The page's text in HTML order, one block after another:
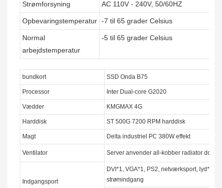
Strømforsyning AC 110V - 240V, 50/60HZ
Opbevaringstemperatur -7 til 65 grader Celsius
Normal
arbejdstemperatur
-5 til 65 grader Celsius
bundkort SSD Onda B75
Processor Inter Dual-core G2020
Vædder KMGMAX 4G
Harddisk ST 500G 7200 RPM harddisk
Magt Delta industriel PC 380W effekt
Ventilator Server anvender all-kobber radiator
Indgangsport
DVI*1, VGA*1, PS2, netværksport, lyd*3,
strømindgang